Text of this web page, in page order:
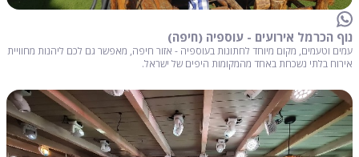
נוף הכרמל אירועים - עוספיה (חיפה)
עמים וטעמים, מקום מיוחד לחתונות בעוספיה - אזור חיפה, מאפשר גם לכם ליהנות מחוויית
אירוח בלתי נשכחת באחד מהמקומות היפים של ישראל.